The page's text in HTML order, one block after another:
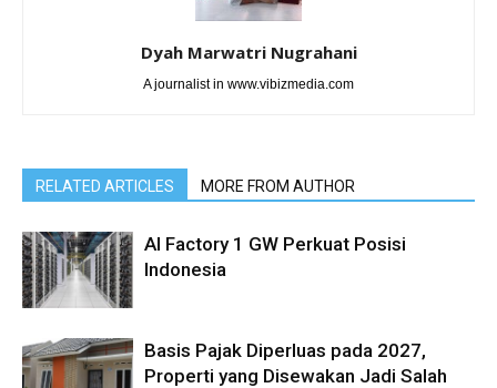
Dyah Marwatri Nugrahani
A journalist in www.vibizmedia.com
RELATED ARTICLES MORE FROM AUTHOR
AI Factory 1 GW Perkuat Posisi
Indonesia
Basis Pajak Diperluas pada 2027,
Properti yang Disewakan Jadi Salah